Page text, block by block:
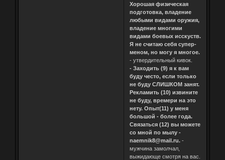
Хорошая физическая
подготовка, владение
любыми видами оружия,
владение многими
видами боевых исскуств.
Я не считаю себя супер-
меном, но могу я многое.
- утвердительный кивок.
- Заходить (9) я к вам
буду често, если только
не буду СЛИШКОМ занят.
Рекламить (10) извините
не буду, времери на это
нету. Опыт(11) у меня
большой - более года.
Связаться (12) вы можете
со мной по мылу -
naemnik8@mail.ru.-
мужчина замолчал,
выжидающе смотря на вас.